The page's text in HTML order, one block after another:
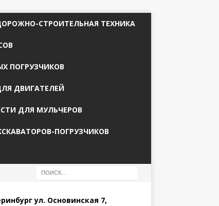
СТРОИТЕЛЬНАЯ ТЕХНИКА
ПОГРУЗЧИКОВ
ДВИГАТЕЛЕЙ
ДЛЯ МУЛЬЧЕРОВ
ПОГРУЗЧИКОВ
ул. Основинская 7,